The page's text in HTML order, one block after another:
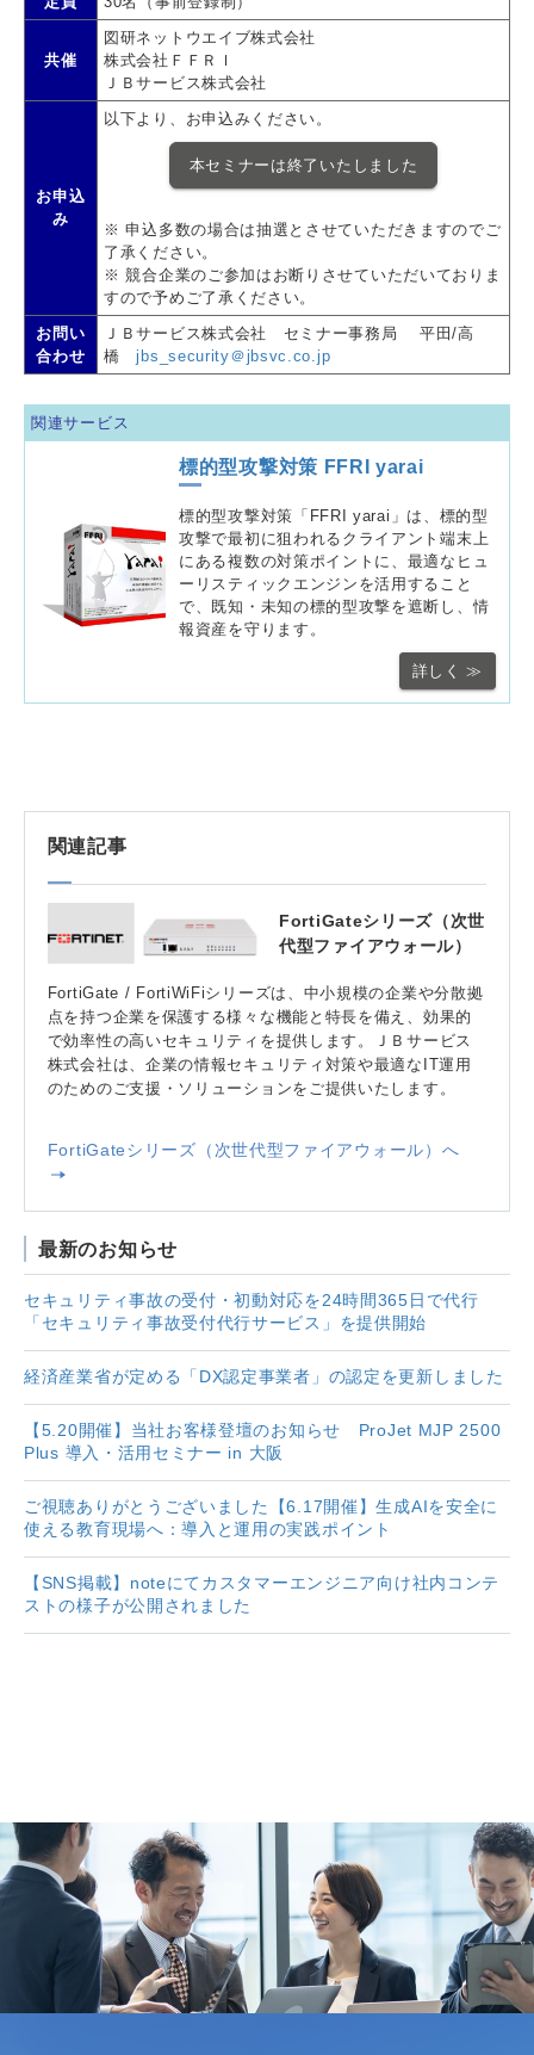
共催
図研ネットウエイブ株式会社
株式会社ＦＦＲＩ
ＪＢサービス株式会社
お申込
み
以下より、お申込みください。
本セミナーは終了いたしました
※ 申込多数の場合は抽選とさせていただきますのでご
了承ください。
※ 競合企業のご参加はお断りさせていただいておりま
すので予めご了承ください。
お問い
合わせ
ＪＢサービス株式会社 セミナー事務局 平田/高
橋jbs_security＠jbsvc.co.jp
関連サービス
標的型攻撃対策 FFRI yarai
標的型攻撃対策「FFRI yarai」は、標的型
攻撃で最初に狙われるクライアント端末上
にある複数の対策ポイントに、最適なヒュ
ーリスティックエンジンを活用すること
で、既知・未知の標的型攻撃を遮断し、情
報資産を守ります。
詳しく ≫
関連記事
FortiGateシリーズ（次世
代型ファイアウォール）
FortiGate / FortiWiFiシリーズは、中小規模の企業や分散拠
点を持つ企業を保護する様々な機能と特長を備え、効果的
で効率性の高いセキュリティを提供します。ＪＢサービス
株式会社は、企業の情報セキュリティ対策や最適なIT運用
のためのご支援・ソリューションをご提供いたします。
FortiGateシリーズ（次世代型ファイアウォール）へ
最新のお知らせ
セキュリティ事故の受付・初動対応を24時間365日で代行
「セキュリティ事故受付代行サービス」を提供開始
経済産業省が定める「DX認定事業者」の認定を更新しました
【5.20開催】当社お客様登壇のお知らせ ProJet MJP 2500
Plus 導入・活用セミナー in 大阪
ご視聴ありがとうございました【6.17開催】生成AIを安全に
使える教育現場へ：導入と運用の実践ポイント
【SNS掲載】noteにてカスタマーエンジニア向け社内コンテ
ストの様子が公開されました